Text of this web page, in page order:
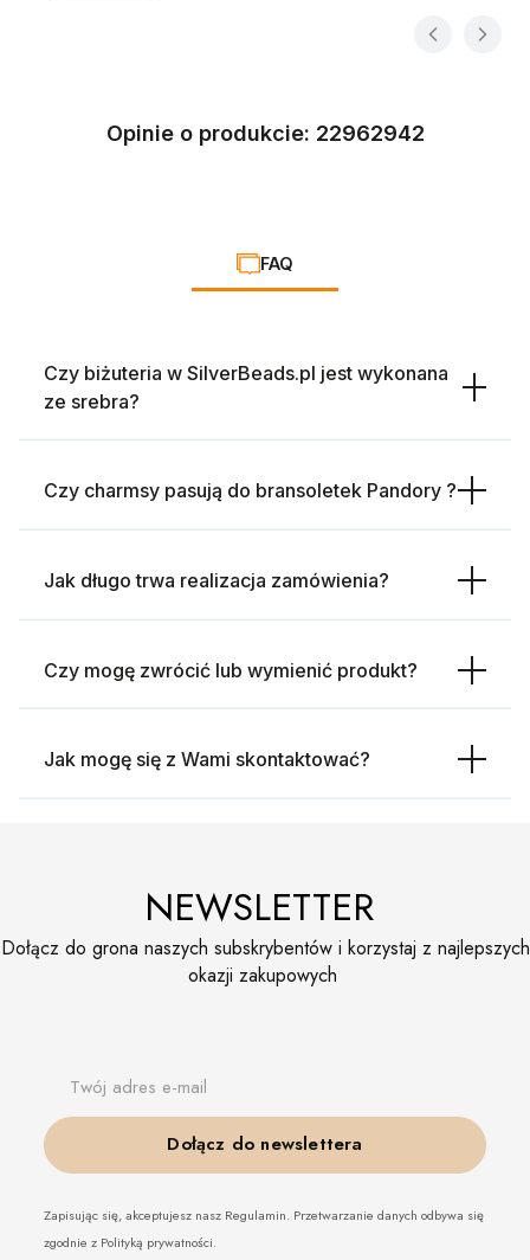
Opinie o produkcie: 22962942
FAQ
Czy biżuteria w SilverBeads.pl jest wykonana
ze srebra?
Czy charmsy pasują do bransoletek Pandory ?
Jak długo trwa realizacja zamówienia?
Czy mogę zwrócić lub wymienić produkt?
Jak mogę się z Wami skontaktować?
NEWSLETTER
Dołącz do grona naszych subskrybentów i korzystaj z najlepszych
okazji zakupowych
Twój adres e-mail
Dołącz do newslettera
Zapisując się, akceptujesz nasz Regulamin. Przetwarzanie danych odbywa się
zgodnie z Polityką prywatności.